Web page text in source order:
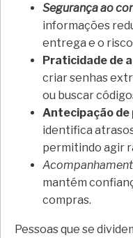
Segurança ao
informações
entrega e o
Praticidade de
criar senhas
ou buscar
Antecipação de
identifica
permitindo agir
mantém
compras.
Pessoas que se